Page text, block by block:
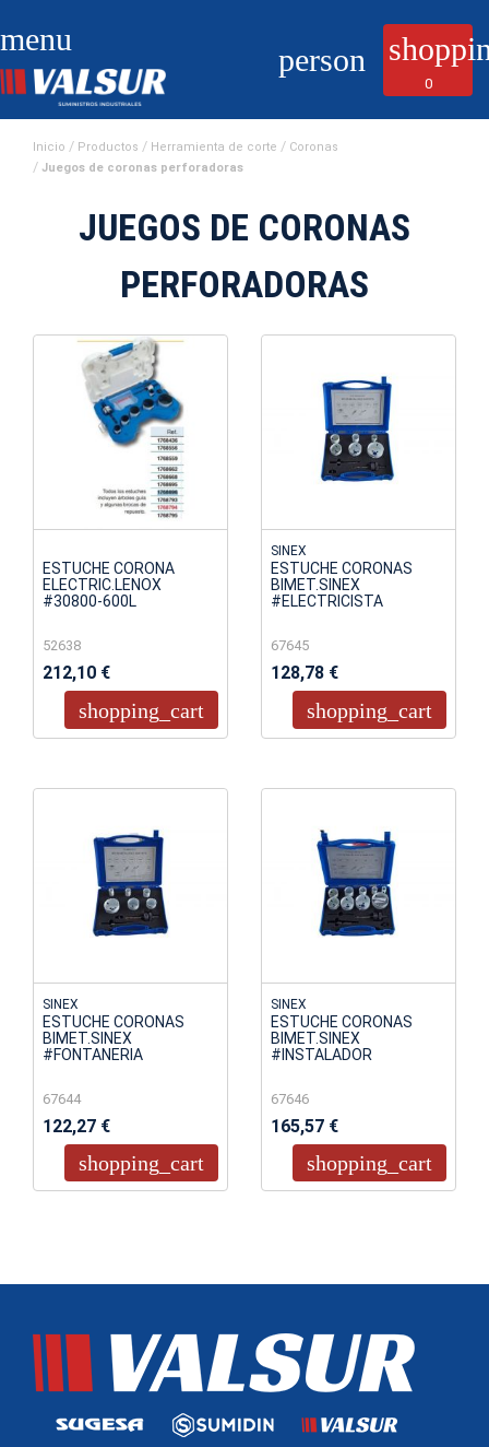
menu
person
0
Inicio Productos Herramienta de corte
Coronas
Juegos de coronas perforadoras
JUEGOS DE CORONAS
PERFORADORAS
ESTUCHE CORONA
ELECTRIC.LENOX
#30800-600L
52638
212,10 €
shopping_cart
SINEX
ESTUCHE CORONAS
BIMET.SINEX
#ELECTRICISTA
67645
128,78 €
shopping_cart
SINEX
ESTUCHE CORONAS
BIMET.SINEX
#FONTANERIA
67644
122,27 €
shopping_cart
SINEX
ESTUCHE CORONAS
BIMET.SINEX
#INSTALADOR
67646
165,57 €
shopping_cart